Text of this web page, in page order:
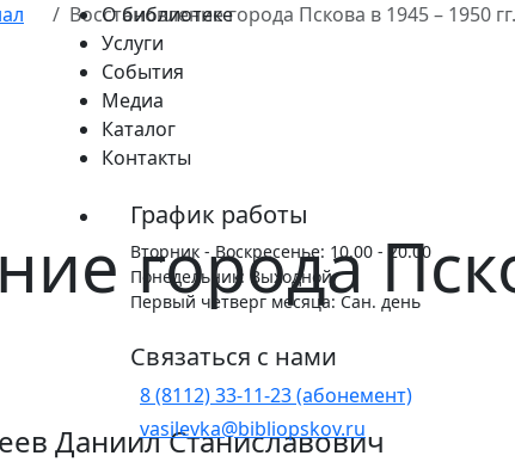
О библиотеке
Услуги
События
Медиа
Каталог
Контакты
График работы
Вторник - Воскресенье: 10.00 - 20.00
Понедельник: Выходной
Первый четверг месяца: Сан. день
Связаться с нами
8 (8112) 33-11-23 (абонемент)
vasilevka@bibliopskov.ru
Восстановление города Пскова в 1945 – 1950 гг.
города
Даниил Станиславович